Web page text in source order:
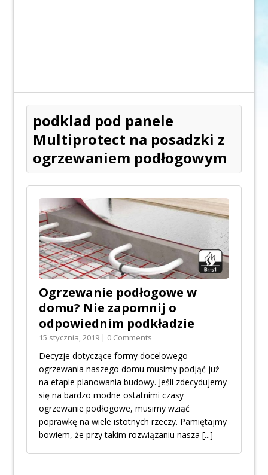
podklad pod panele
Multiprotect na posadzki z
ogrzewaniem podłogowym
Ogrzewanie podłogowe w
domu? Nie zapomnij o
odpowiednim podkładzie
15 stycznia, 2019 | 0 Comments
Decyzje dotyczące formy docelowego
ogrzewania naszego domu musimy podjąć już
na etapie planowania budowy. Jeśli zdecydujemy
się na bardzo modne ostatnimi czasy
ogrzewanie podłogowe, musimy wziąć
poprawkę na wiele istotnych rzeczy. Pamiętajmy
bowiem, że przy takim rozwiązaniu nasza [...]